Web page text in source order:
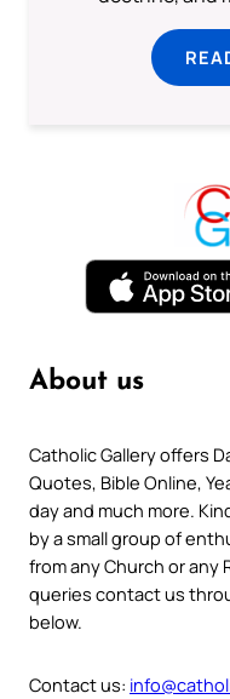
About us
Catholic Gallery offers
Quotes, Bible Online,
day and much more.
by a small group of
from any Church or any
queries contact us
below.
Contact us: